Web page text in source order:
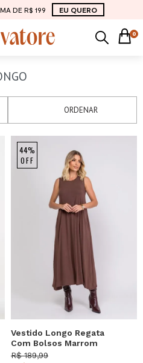
DE R$ 199 EU QUERO
0
ORDENAR
44%
OFF
Vestido Longo Regata
Com Bolsos Marrom
Salvatore
R$ 189,99